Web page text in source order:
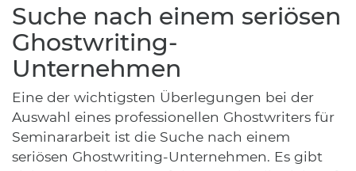
Suche nach einem seriösen
Ghostwriting-
Unternehmen
Eine der wichtigsten Überlegungen bei der
Auswahl eines professionellen Ghostwriters für
Seminararbeit ist die Suche nach einem
seriösen Ghostwriting-Unternehmen. Es gibt